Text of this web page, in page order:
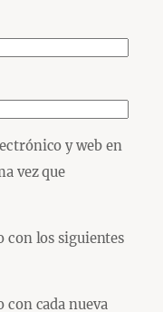
y web en
vez que
con los siguientes
cada nueva